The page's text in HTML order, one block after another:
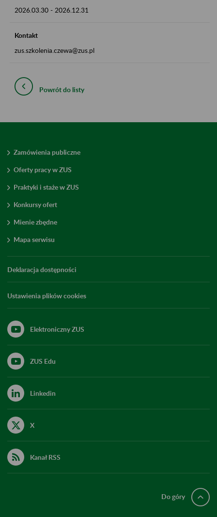
2026.03.30 - 2026.12.31
Kontakt
zus.szkolenia.czewa@zus.pl
Powrót do listy
Zamówienia publiczne
Oferty pracy w ZUS
Praktyki i staże w ZUS
Konkursy ofert
Mienie zbędne
Mapa serwisu
Deklaracja dostępności
Ustawienia plików cookies
Elektroniczny ZUS
ZUS Edu
Linkedin
X
Kanał RSS
Do góry